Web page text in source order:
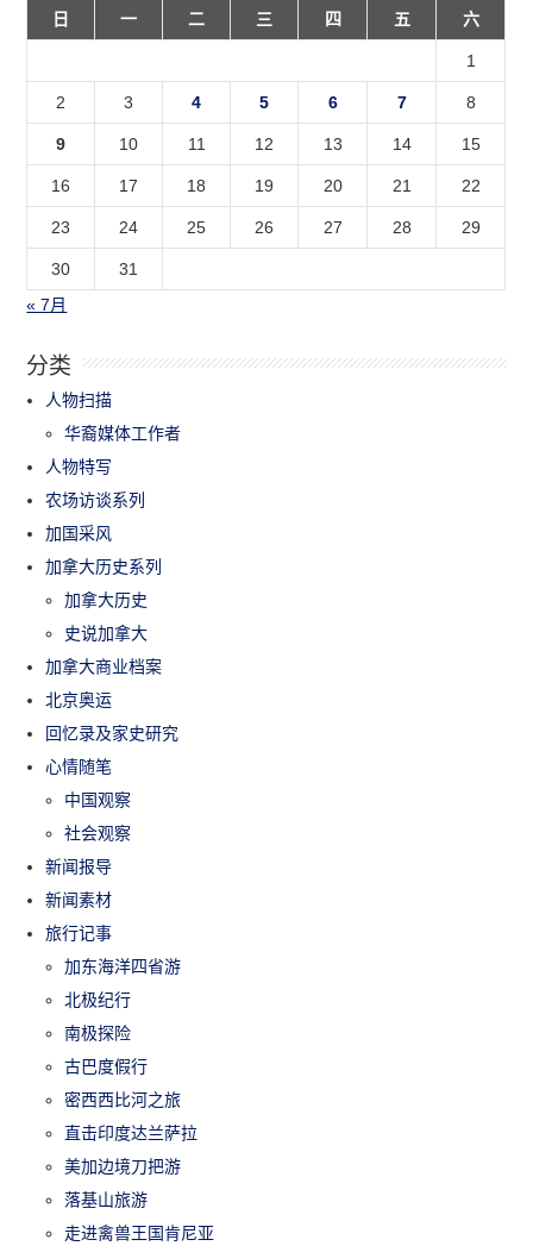
日
一 二 三 四 五 六
1
2 3 4 5 6 7 8
9 10 11 12 13 14 15
16 17 18 19 20 21 22
23 24 25 26 27 28 29
30
31
« 7月
分类
人物扫描
华裔媒体工作者
人物特写
农场访谈系列
加国采风
加拿大历史系列
加拿大历史
史说加拿大
加拿大商业档案
北京奥运
回忆录及家史研究
心情随笔
中国观察
社会观察
新闻报导
新闻素材
旅行记事
加东海洋四省游
北极纪行
南极探险
古巴度假行
密西西比河之旅
直击印度达兰萨拉
美加边境刀把游
落基山旅游
走进禽兽王国肯尼亚